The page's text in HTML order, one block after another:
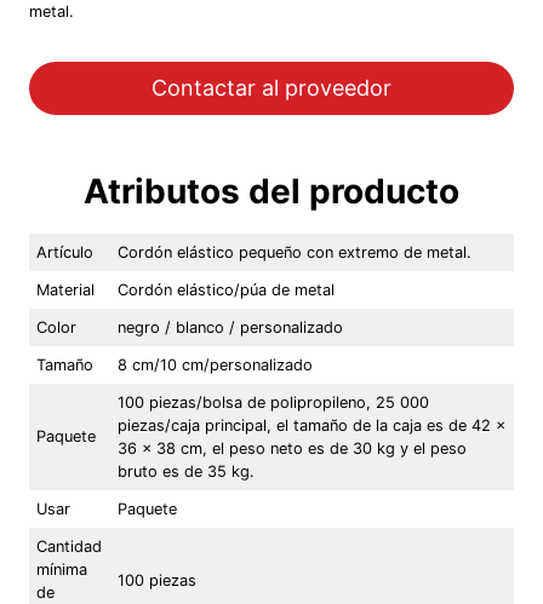
metal.
Contactar al proveedor
Atributos del producto
Artículo Cordón elástico pequeño con extremo de metal.
Material Cordón elástico/púa de metal
Color negro / blanco / personalizado
Tamaño 8 cm/10 cm/personalizado
Paquete
100 piezas/bolsa de polipropileno, 25 000
piezas/caja principal, el tamaño de la caja es de 42 x
36 x 38 cm, el peso neto es de 30 kg y el peso
bruto es de 35 kg.
Usar Paquete
Cantidad
mínima
de
100 piezas